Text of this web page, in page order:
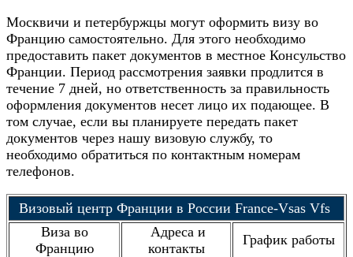
Москвичи и петербуржцы могут оформить визу во
Францию самостоятельно. Для этого необходимо
предоставить пакет документов в местное Консульство
Франции. Период рассмотрения заявки продлится в
течение 7 дней, но ответственность за правильность
оформления документов несет лицо их подающее. В
том случае, если вы планируете передать пакет
документов через нашу визовую службу, то
необходимо обратиться по контактным номерам
телефонов.
Визовый центр Франции в России France-Vsas Vfs
Виза во
Францию
Адреса и
контакты
График работы